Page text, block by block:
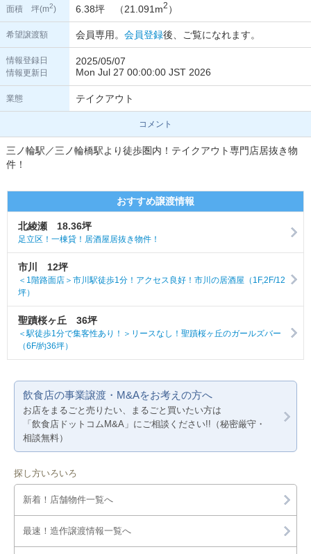
面積 坪(m2) 6.38坪 （21.091m2 ）
希望譲渡額 会員専用。 会員登録後、ご覧になれます。
情報登録日
情報更新日
2025/05/07
Mon Jul 27 00:00:00 JST 2026
業態 テイクアウト
コメント
三ノ輪駅／三ノ輪橋駅より徒歩圏内！テイクアウト専門店居抜き物
件！
おすすめ譲渡情報
北綾瀬 18.36坪
足立区！一棟貸！居酒屋居抜き物件！
市川 12坪
＜1階路面店＞市川駅徒歩1分！アクセス良好！市川の居酒屋（1F,2F/12
坪）
聖蹟桜ヶ丘 36坪
＜駅徒歩1分で集客性あり！＞リースなし！聖蹟桜ヶ丘のガールズバー
（6F/約36坪）
飲食店の事業譲渡・M&Aをお考えの方へ
お店をまるごと売りたい、まるごと買いたい方は
「飲食店ドットコムM&A」にご相談ください!!（秘密厳守・
相談無料）
探し方いろいろ
新着！店舗物件一覧へ
最速！造作譲渡情報一覧へ